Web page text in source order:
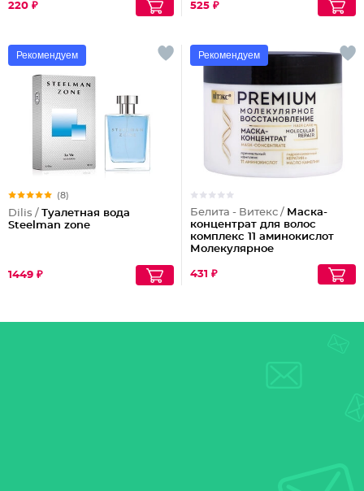
220 ₽ 525 ₽
Рекомендуем
(8)
Dilis / Туалетная вода
Steelman zone
1449 ₽
Рекомендуем
Белита - Витекс / Маска-
концентрат для волос
комплекс 11 аминокислот
Молекулярное
431 ₽